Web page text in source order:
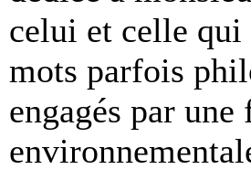
celui et celle qui
mots parfois
engagés par